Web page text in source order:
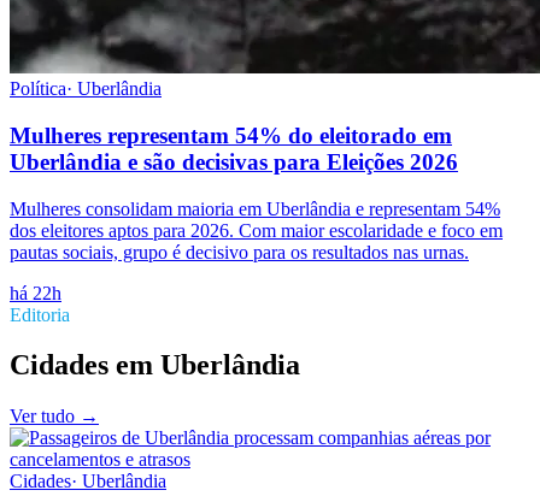
Política· Uberlândia
Mulheres representam 54% do eleitorado em
Uberlândia e são decisivas para Eleições 2026
Mulheres consolidam maioria em Uberlândia e representam 54%
dos eleitores aptos para 2026. Com maior escolaridade e foco em
pautas sociais, grupo é decisivo para os resultados nas urnas.
há 22h
Editoria
Cidades em Uberlândia
Ver tudo →
Cidades· Uberlândia